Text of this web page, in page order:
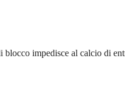
impedisce al calcio di